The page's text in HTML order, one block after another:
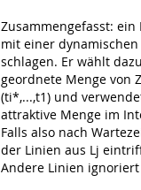
Zusammengefasst: ein
mit einer
schlagen. Er wählt
geordnete Menge von
(ti*,...,t1) und
attraktive Menge im
Falls also nach
der Linien aus Lj
Andere Linien